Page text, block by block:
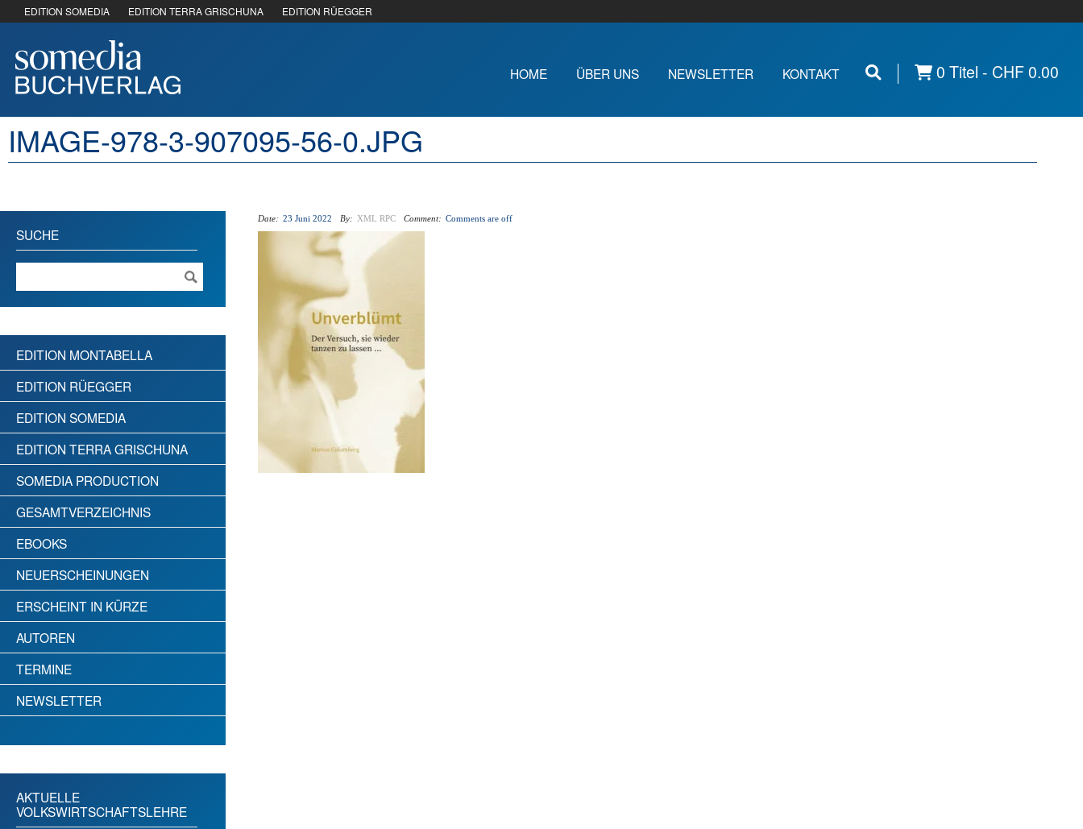
EDITION SOMEDIA EDITION TERRA GRISCHUNA EDITION RÜEGGER
HOME ÜBER UNS NEWSLETTER KONTAKT 0 Titel - CHF0.00
IMAGE-978-3-907095-56-0.JPG
Date: 23 Juni 2022 By: XML RPC Comment: Comments are off
SUCHE
EDITION MONTABELLA
EDITION RÜEGGER
EDITION SOMEDIA
EDITION TERRA GRISCHUNA
SOMEDIA PRODUCTION
GESAMTVERZEICHNIS
EBOOKS
NEUERSCHEINUNGEN
ERSCHEINT IN KÜRZE
AUTOREN
TERMINE
NEWSLETTER
AKTUELLE
VOLKSWIRTSCHAFTSLEHRE